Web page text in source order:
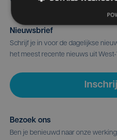
Nieuwsbrief
Schrijf je in voor de dagelijkse
het meest recente nieuws uit
Bezoek ons
Ben je benieuwd naar onze